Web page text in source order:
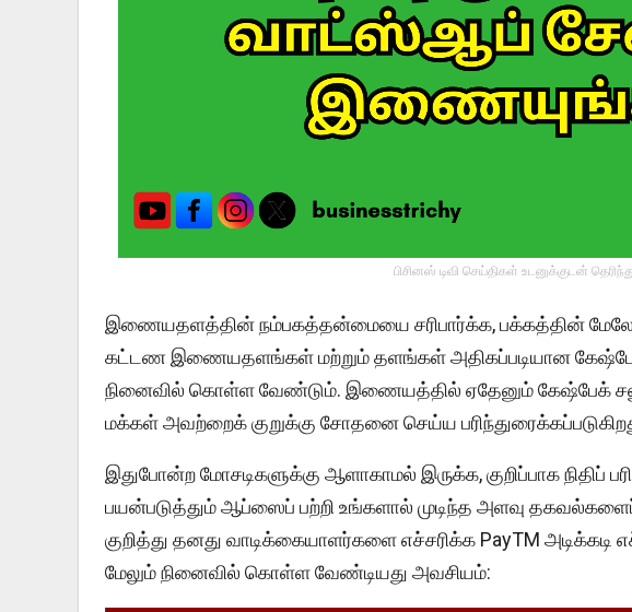
பிசினஸ் டிவி செய்திகள் உடனுக்குடன்
இணையதளத்தின் நம்பகத்தன்மையை சரிபார்க்க, பக்கத்தின் மேலே
கட்டண இணையதளங்கள் மற்றும் தளங்கள் அதிகப்படியான
நினைவில் கொள்ள வேண்டும். இணையத்தில் ஏதேனும் கேஷ்பேக்
மக்கள் அவற்றைக் குறுக்கு சோதனை செய்ய
இதுபோன்ற மோசடிகளுக்கு ஆளாகாமல் இருக்க, குறிப்பாக நிதிப்
பயன்படுத்தும் ஆப்ஸைப் பற்றி உங்களால் முடிந்த அளவு
குறித்து தனது வாடிக்கையாளர்களை எச்சரிக்க PayTM அடிக்கடி
மேலும் நினைவில் கொள்ள வேண்டியது அவசியம்: